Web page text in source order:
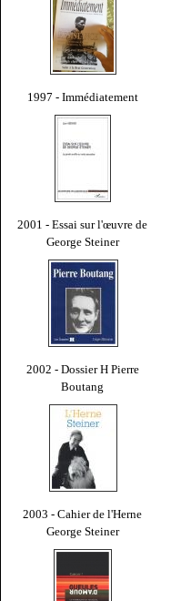
1997 - Immédiatement
2001 - Essai sur l'œuvre de
George Steiner
2002 - Dossier H Pierre
Boutang
2003 - Cahier de l'Herne
George Steiner